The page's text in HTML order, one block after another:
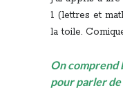
1 (lettres et
la toile.
On comprend
pour parler de